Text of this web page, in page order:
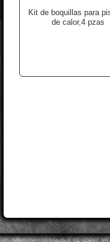
Kit de boquillas para
de calor,4 pzas